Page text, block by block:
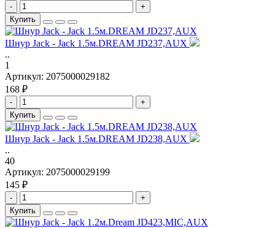
-
+
Купить
Шнур Jack - Jack 1.5м.DREAM JD237,AUX
..
1
Артикул: 2075000029182
168 ₽
-
+
Купить
Шнур Jack - Jack 1.5м.DREAM JD238,AUX
..
40
Артикул: 2075000029199
145 ₽
-
+
Купить